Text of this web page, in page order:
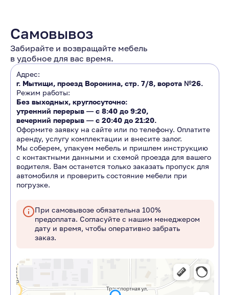
Самовывоз
Забирайте и возвращайте мебель
в удобное для вас время.
Адрес:
г. Мытищи, проезд Воронина, стр. 7/8, ворота №26.
Режим работы:
Без выходных, круглосуточно:
утренний перерыв ― с 8:40 до 9:20,
вечерний перерыв ― с 20:40 до 21:20.
Оформите заявку на сайте или по телефону. Оплатите
аренду, услугу комплектации и внесите залог.
Мы соберем, упакуем мебель и пришлем инструкцию
с контактными данными и схемой проезда для вашего
водителя. Вам останется только заказать пропуск для
автомобиля и проверить состояние мебели при
погрузке.
При самовывозе обязательна 100%
предоплата. Согласуйте с нашим менеджером
дату и время, чтобы оперативно забрать
заказ.